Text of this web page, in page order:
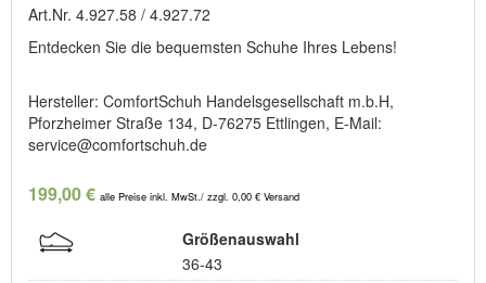
Art.Nr. 4.927.58 / 4.927.72
Entdecken Sie die bequemsten Schuhe Ihres Lebens!
Hersteller: ComfortSchuh Handelsgesellschaft m.b.H,
Pforzheimer Straße 134, D-76275 Ettlingen, E-Mail:
service@comfortschuh.de
199,00 € alle Preise inkl. MwSt./ zzgl. 0,00 € Versand
Größenauswahl
36-43